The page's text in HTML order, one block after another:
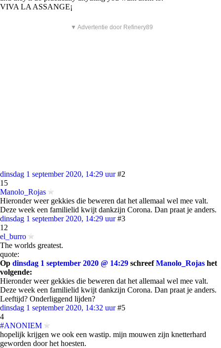
VIVA LA ASSANGE¡
▼ Advertentie door Refinery89
dinsdag 1 september 2020, 14:29 uur #2
15
Manolo_Rojas
Hieronder weer gekkies die beweren dat het allemaal wel mee valt.
Deze week een familielid kwijt dankzijn Corona. Dan praat je anders.
dinsdag 1 september 2020, 14:29 uur #3
12
el_burro
The worlds greatest.
quote:
Op dinsdag 1 september 2020 @ 14:29 schreefManolo_Rojas het
volgende:
Hieronder weer gekkies die beweren dat het allemaal wel mee valt.
Deze week een familielid kwijt dankzijn Corona. Dan praat je anders.
Leeftijd? Onderliggend lijden?
dinsdag 1 september 2020, 14:32 uur #5
4
#ANONIEM
hopelijk krijgen we ook een wastip. mijn mouwen zijn knetterhard
geworden door het hoesten.